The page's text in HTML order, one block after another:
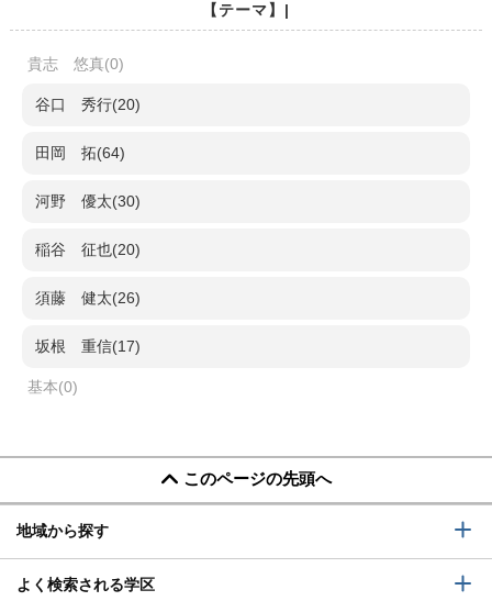
【テーマ】|
貴志 悠真(0)
谷口 秀行(20)
田岡 拓(64)
河野 優太(30)
稲谷 征也(20)
須藤 健太(26)
坂根 重信(17)
基本(0)
このページの先頭へ
地域から探す
よく検索される学区